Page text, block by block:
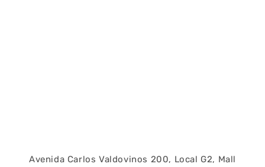
Avenida Carlos Valdovinos 200, Local G2, Mall